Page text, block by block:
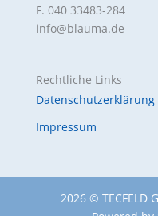
F. 040 33483-284
info@blauma.de
Rechtliche Links
Datenschutzerklärung
Impressum
2026 © TECFELD